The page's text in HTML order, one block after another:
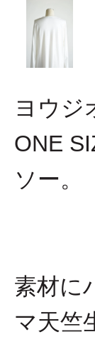
ヨウジ
ONE
ソー。
素材に
マ天竺